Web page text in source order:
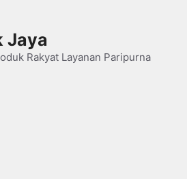
Jaya
Rakyat Layanan Paripurna